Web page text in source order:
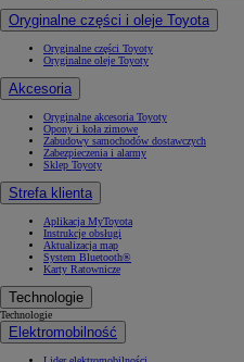
Oryginalne części i oleje Toyota
Oryginalne części Toyoty
Oryginalne oleje Toyoty
Akcesoria
Oryginalne akcesoria Toyoty
Opony i koła zimowe
Zabudowy samochodów dostawczych
Zabezpieczenia i alarmy
Sklep Toyoty
Strefa klienta
Aplikacja MyToyota
Instrukcje obsługi
Aktualizacja map
System Bluetooth®
Karty Ratownicze
Technologie
Technologie
Elektromobilność